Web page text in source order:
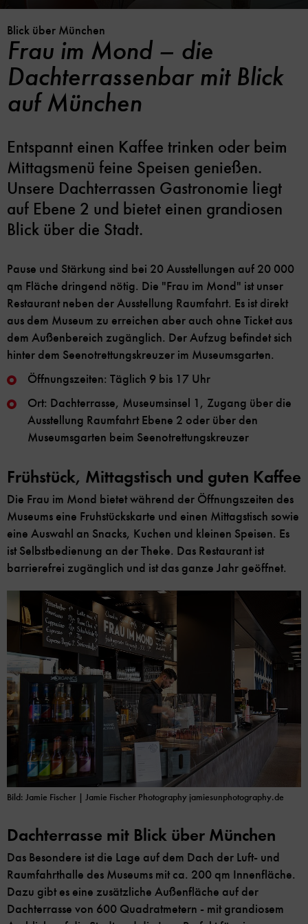
Blick über München
Frau im Mond – die
Dachterrassenbar mit Blick
auf München
Entspannt einen Kaffee trinken oder beim
Mittagsmenü feine Speisen genießen.
Unsere Dachterrassen Gastronomie liegt
auf Ebene 2 und bietet einen grandiosen
Blick über die Stadt.
Pause und Stärkung sind bei 20 Ausstellungen auf 20 000
qm Fläche dringend nötig. Die "Frau im Mond" ist unser
Restaurant neben der Ausstellung Raumfahrt. Es ist direkt
aus dem Museum zu erreichen aber auch ohne Ticket aus
dem Außenbereich zugänglich. Der Aufzug befindet sich
hinter dem Seenotrettungskreuzer im Museumsgarten.
Öffnungszeiten: Täglich 9 bis 17 Uhr
Ort: Dachterrasse, Museumsinsel 1, Zugang über die
Ausstellung Raumfahrt Ebene 2 oder über den
Museumsgarten beim Seenotrettungskreuzer
Bild: Jamie Fischer | Jamie Fischer Photography jamiesunphotography.de
Frühstück, Mittagstisch und guten Kaffee
Die Frau im Mond bietet während der Öffnungszeiten des
Museums eine Fruhstückskarte und einen Mittagstisch sowie
eine Auswahl an Snacks, Kuchen und kleinen Speisen. Es
ist Selbstbedienung an der Theke. Das Restaurant ist
barrierefrei zugänglich und ist das ganze Jahr geöffnet.
Dachterrasse mit Blick über München
Das Besondere ist die Lage auf dem Dach der Luft- und
Raumfahrthalle des Museums mit ca. 200 qm Innenfläche.
Dazu gibt es eine zusätzliche Außenfläche auf der
Dachterrasse von 600 Quadratmetern - mit grandiosem